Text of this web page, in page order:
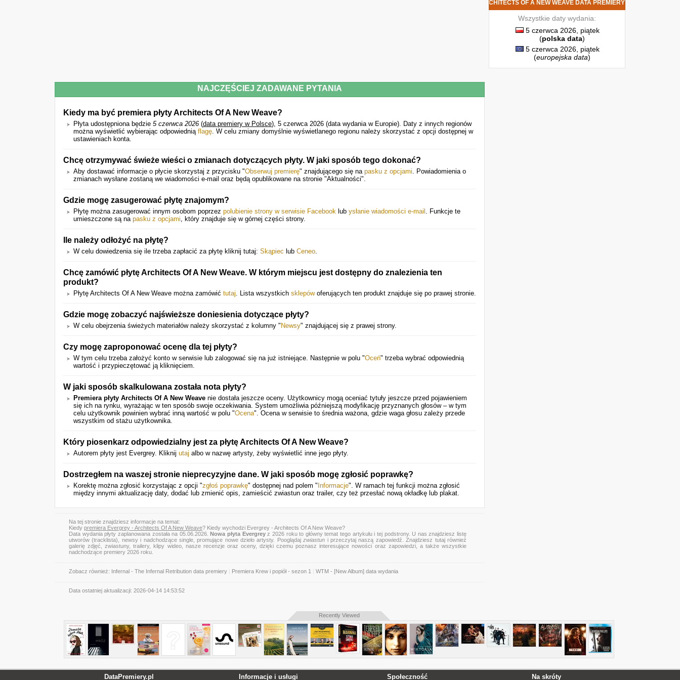
NAJCZĘŚCIEJ ZADAWANE PYTANIA
Kiedy ma być premiera płyty Architects Of A New Weave?
Płyta udostępniona będzie 5 czerwca 2026 (data premiery w Polsce), 5 czerwca 2026 (data wydania w Europie). Daty z innych regionów
można wyświetlić wybierając odpowiednią flagę. W celu zmiany domyślnie wyświetlanego regionu należy skorzystać z opcji dostępnej w
ustawieniach konta.
Chcę otrzymywać świeże wieści o zmianach dotyczących płyty. W jaki sposób tego dokonać?
Aby dostawać informacje o płycie skorzystaj z przycisku "Obserwuj premierę" znajdującego się na pasku z opcjami. Powiadomienia o
zmianach wysłane zostaną we wiadomości e-mail oraz będą opublikowane na stronie "Aktualności".
Gdzie mogę zasugerować płytę znajomym?
Płytę można zasugerować innym osobom poprzez polubienie strony w serwisie Facebook lub ysłanie wiadomości e-mail . Funkcje te
umieszczone są na pasku z opcjami, który znajduje się w górnej części strony.
Ile należy odłożyć na płytę?
W celu dowiedzenia się ile trzeba zapłacić za płytę kliknij tutaj: Skąpiec lub Ceneo.
Chcę zamówić płytę Architects Of A New Weave. W którym miejscu jest dostępny do znalezienia ten
produkt?
Płytę Architects Of A New Weave można zamówić tutaj. Lista wszystkich sklepówoferujących ten produkt znajduje się po prawej stronie.
Gdzie mogę zobaczyć najświeższe doniesienia dotyczące płyty?
W celu obejrzenia świeżych materiałów należy skorzystać z kolumny " Newsy" znajdującej się z prawej strony.
Czy mogę zaproponować ocenę dla tej płyty?
W tym celu trzeba założyć konto w serwisie lub zalogować się na już istniejące. Następnie w polu "Oceń" trzeba wybrać odpowiednią
wartość i przypieczętować ją kliknięciem.
W jaki sposób skalkulowana została nota płyty?
Premiera płyty Architects Of A New Weave nie dostała jeszcze oceny. Użytkownicy mogą oceniać tytuły jeszcze przed pojawieniem
się ich na rynku, wyrażając w ten sposób swoje oczekiwania. System umożliwia późniejszą modyfikację przyznanych głosów – w tym
celu użytkownik powinien wybrać inną wartość w polu "Ocena". Ocena w serwisie to średnia ważona, gdzie waga głosu zależy przede
wszystkim od stażu użytkownika.
Który piosenkarz odpowiedzialny jest za płytę Architects Of A New Weave?
Autorem płyty jest Evergrey. Kliknij utaj albo w nazwę artysty, żeby wyświetlić inne jego płyty.
Dostrzegłem na waszej stronie nieprecyzyjne dane. W jaki sposób mogę zgłosić poprawkę?
Korektę można zgłosić korzystając z opcji "zgłoś poprawkę" dostępnej nad polem " Informacje". W ramach tej funkcji można zgłosić
między innymi aktualizację daty, dodać lub zmienić opis, zamieścić zwiastun oraz trailer, czy też przesłać nową okładkę lub plakat.
Na tej stronie znajdziesz informacje na temat:
Kiedy premiera Evergrey - Architects Of A New Weave? Kiedy wychodzi Evergrey - Architects Of A New Weave?
Data wydania płyty zaplanowana została na 05.06.2026.Nowa płyta Evergreyz 2026 roku to główny temat tego artykułu i tej podstrony. U nas znajdziesz listę
utworów (tracklista), newsy i nadchodzące single, promujące nowe dzieło artysty. Pooglądajzwiastun i przeczytaj naszą zapowiedź. Znajdziesz tutaj również
galerię zdjęć, zwiastuny, trailery, klipy wideo, nasze recenzje oraz oceny, dzięki czemu poznasz interesujące nowości oraz zapowiedzi, a także wszystkie
nadchodzące premiery 2026 roku.
Zobacz również: Infernal - The Infernal Retribution data premiery Premiera Krew i popiół - sezon 1 WTM - [New Album] data wydania
Data ostatniej aktualizacji: 2026-04-14 14:53:52
NOWA PŁYTA EVERGREY - ARCHITECTS OF A NEW WEAVE DATA PREMIERY
Wszystkie daty wydania:
5 czerwca 2026, piątek
(polska data)
5 czerwca 2026, piątek
(europejska data)
Recently Viewed
DataPremiery.pl Informacje i usługi Społeczność Na skróty